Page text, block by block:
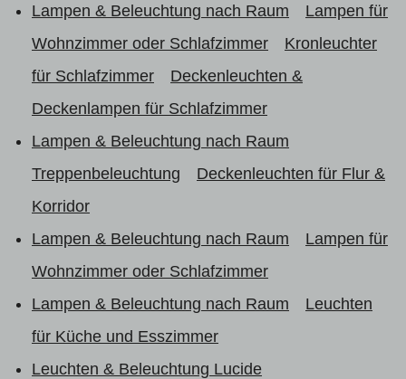
Lampen & Beleuchtung nach Raum
Lampen für
Wohnzimmer oder Schlafzimmer
Kronleuchter
für Schlafzimmer
Deckenleuchten &
Deckenlampen für Schlafzimmer
Lampen & Beleuchtung nach Raum
Treppenbeleuchtung
Deckenleuchten für Flur &
Korridor
Lampen & Beleuchtung nach Raum
Lampen für
Wohnzimmer oder Schlafzimmer
Lampen & Beleuchtung nach Raum
Leuchten
für Küche und Esszimmer
Leuchten & Beleuchtung Lucide